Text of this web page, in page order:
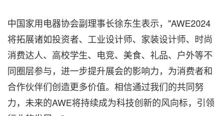
中国家用电器协会副理事长徐东生表示，"AWE2024
将拓展诸如投资者、工业设计师、家装设计师、时尚
消费达人、高校学生、电竞、美食、礼品、户外等不
同圈层参与，进一步提升展会的影响力，为消费者和
合作伙伴们创造更多价值。相信通过我们的共同努
力，未来的AWE将持续成为科技创新的风向标，引领